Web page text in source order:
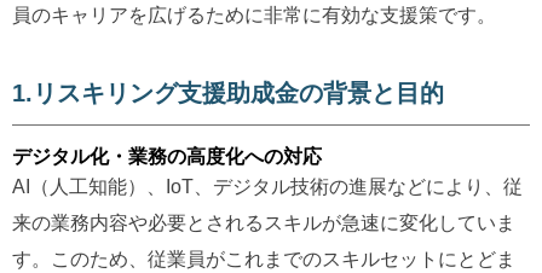
員のキャリアを広げるために非常に有効な支援策です。
1.リスキリング支援助成金の背景と目的
デジタル化・業務の高度化への対応
AI（人工知能）、IoT、デジタル技術の進展などにより、従
来の業務内容や必要とされるスキルが急速に変化していま
す。このため、従業員がこれまでのスキルセットにとどま